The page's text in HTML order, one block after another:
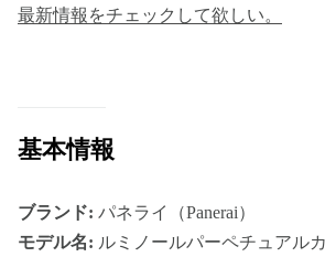
最新情報をチェックして欲しい。
基本情報
ブランド: パネライ（Panerai）
モデル名: ルミノールパーペチュアル